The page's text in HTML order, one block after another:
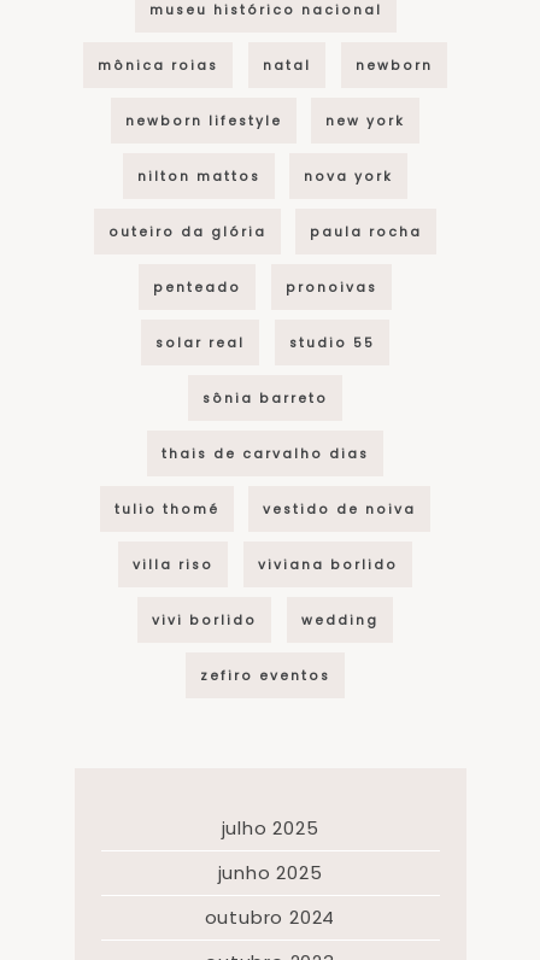
museu histórico nacional
mônica roias natal newborn
newborn lifestyle new york
nilton mattos nova york
outeiro da glória paula rocha
penteado pronoivas
solar real studio 55
sônia barreto
thais de carvalho dias
tulio thomé vestido de noiva
villa riso viviana borlido
vivi borlido wedding
zefiro eventos
julho 2025
junho 2025
outubro 2024